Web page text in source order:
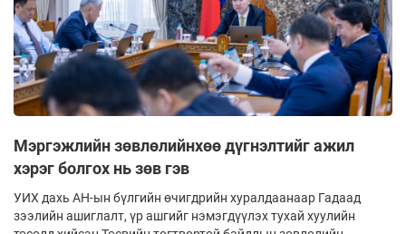
Мэргэжлийн зөвлөлийнхөө дүгнэлтийг ажил
хэрэг болгох нь зөв гэв
УИХ дахь АН-ын бүлгийн өчигдрийн хуралдаанаар Гадаад
зээлийн ашиглалт, үр ашгийг нэмэгдүүлэх тухай хуулийн